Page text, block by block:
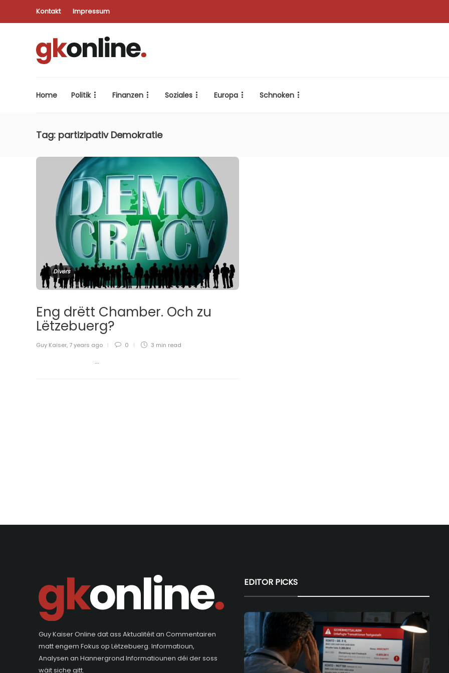
Kontakt Impressum
Home Politik Finanzen Soziales Europa Schnoken
Tag: partizipativ Demokratie
Divers
Eng drëtt Chamber. Och zu
Lëtzebuerg?
Guy Kaiser, 7 years ago 0 3 min read
...
Guy Kaiser Online dat ass Aktualitéit an Commentairen
matt engem Fokus op Lëtzebuerg. Informatioun,
Analysen an Hannergrond Informatiounen déi der soss
wäit siche gitt.
EDITOR PICKS